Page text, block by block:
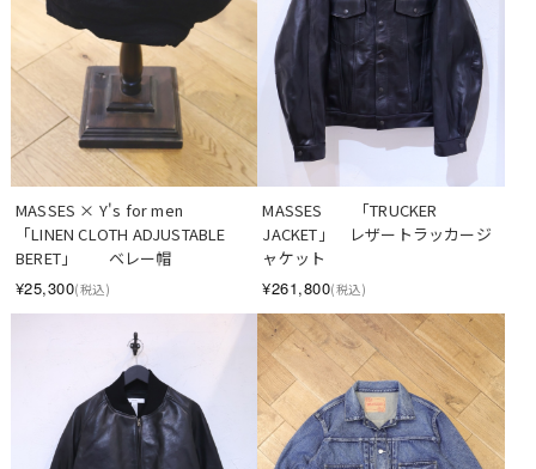
MASSES × Y's for men
「LINEN CLOTH ADJUSTABLE
BERET」　　ベレー帽
¥25,300(税込)
MASSES　　「TRUCKER
JACKET」　レザートラッカージ
ャケット
¥261,800(税込)